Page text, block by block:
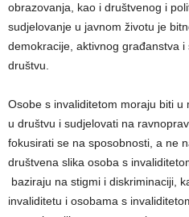
obrazovanja, kao i društvenog i
sudjelovanje u javnom životu je
demokracije, aktivnog građanstva
društvu.
Osobe s invaliditetom moraju biti u
u društvu i sudjelovati na
fokusirati se na sposobnosti, a ne
društvena slika osoba s
baziraju na stigmi i diskriminaciji,
invaliditetu i osobama s